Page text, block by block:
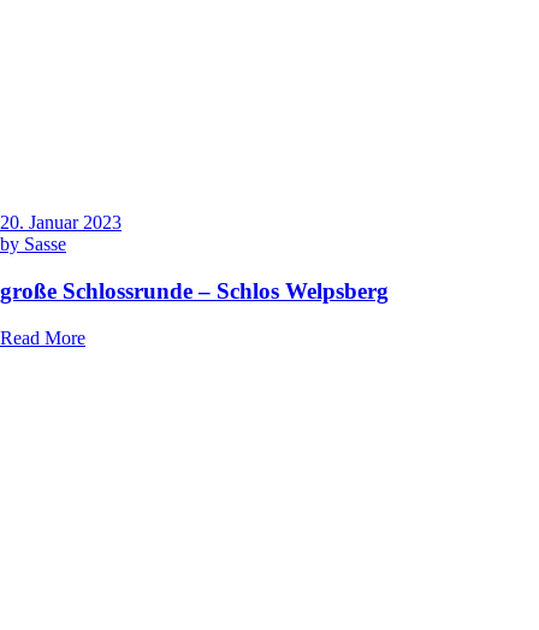
20. Januar 2023
by Sasse
große Schlossrunde – Schlos Welpsberg
Read More